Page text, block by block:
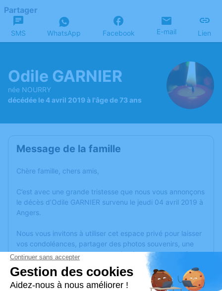
Partager
SMS WhatsApp Facebook E-mail Lien
Odile GARNIER
née NOURRY
décédée le 4 avril 2019 à l'âge de 73 ans
Message de la famille
Chère famille, chers amis,
C’est avec une grande tristesse que nous vous annonçons
le décès d’Odile GARNIER survenu le jeudi 04 avril 2019 à
Angers.
Nous vous invitons à utiliser cet espace privé pour laisser
vos condoléances, partager des photos souvenirs, une
anecdote ou exprimer vos pensées à travers des poèmes
ou des textes. Cet endroit est un lieu d'expression dédié à
honorer la mémoire d’Odile GARNIER.